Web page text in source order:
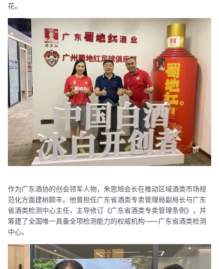
花。
作为广东酒协的创会领军人物，朱思旭会长在推动区域酒类市场规
范化方面建树颇丰。他曾担任广东省酒类专卖管理局副局长与广东
省酒类检测中心主任，主导修订《广东省酒类专卖管理条例》，并
筹建了全国唯一具备全项检测能力的权威机构——广东省酒类检测
中心。